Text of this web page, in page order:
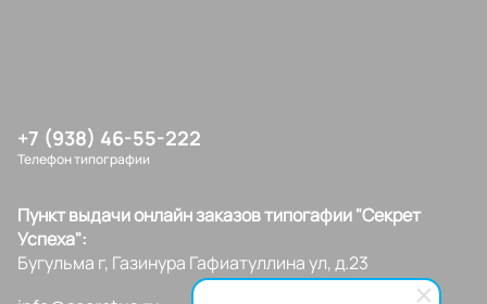
+7 (938) 46-55-222
Телефон типографии
Пункт выдачи онлайн заказов типогафии "Секрет
Успеха":
Бугульма г, Газинура Гафиатуллина ул, д.23